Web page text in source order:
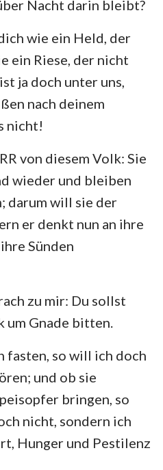
Nacht darin bleibt?
wie ein Held, der
ein Riese, der nicht
ja doch unter uns,
nach deinem
nicht!
von diesem Volk: Sie
wieder und bleiben
darum will sie der
er denkt nun an ihre
Sünden
zu mir: Du sollst
Gnade bitten.
fasten, so will ich doch
und ob sie
bringen, so
nicht, sondern ich
Hunger und Pestilenz